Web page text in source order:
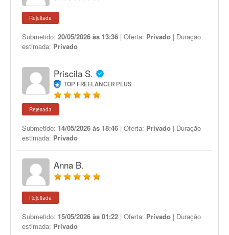
Rejeitada
Submetido: 20/05/2026 às 13:36 | Oferta: Privado | Duração
estimada: Privado
Priscila S.
TOP FREELANCER PLUS
Rejeitada
Submetido: 14/05/2026 às 18:46 | Oferta: Privado | Duração
estimada: Privado
Anna B.
Rejeitada
Submetido: 15/05/2026 às 01:22 | Oferta: Privado | Duração
estimada: Privado